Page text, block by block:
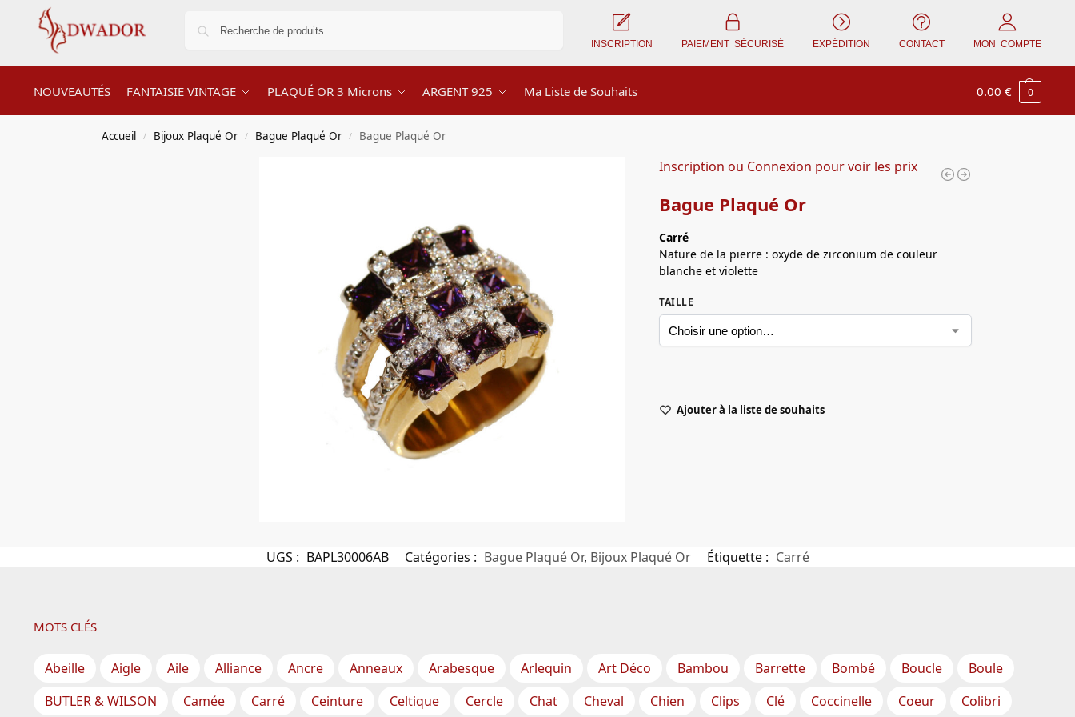
INSCRIPTION PAIEMENT SÉCURISÉ EXPÉDITION CONTACT MON COMPTE
NOUVEAUTÉS FANTAISIE VINTAGE PLAQUÉ OR 3 Microns ARGENT 925 Ma Liste de Souhaits 0.00€ 0
Accueil / Bijoux Plaqué Or / Bague Plaqué Or / Bague Plaqué Or
Inscription ou Connexion pour voir les prix
Bague Plaqué Or
Carré
Nature de la pierre : oxyde de zirconium de couleur
blanche et violette
TAILLE
Ajouter à la liste de souhaits
UGS : BAPL30006AB Catégories : Bague Plaqué Or, Bijoux Plaqué Or Étiquette : Carré
MOTS CLÉS
Abeille Aigle Aile Alliance Ancre Anneaux Arabesque Arlequin Art Déco Bambou Barrette Bombé Boucle
Boule
BUTLER & WILSON
Camée Carré Ceinture Celtique Cercle Chat Cheval Chien Clips Clé Coccinelle Coeur Colibri